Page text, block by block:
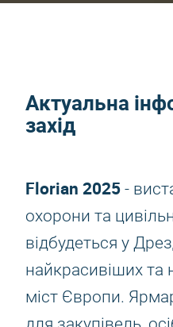
Актуальна
захід
Florian 2025 -
охорони та
відбудеться у
найкрасивіших та
міст Європи.